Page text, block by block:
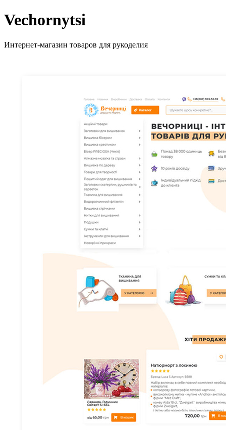
Vechornytsi
Интернет-магазин товаров для рукоделия